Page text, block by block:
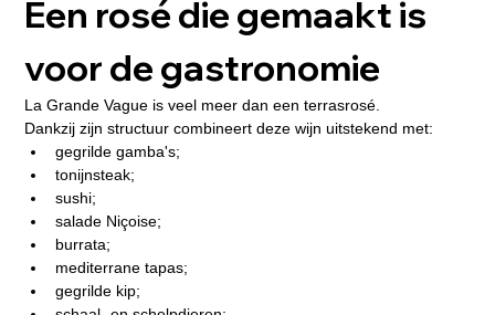
Een rosé die gemaakt is
voor de gastronomie
La Grande Vague is veel meer dan een terrasrosé.
Dankzij zijn structuur combineert deze wijn uitstekend met:
gegrilde gamba's;
tonijnsteak;
sushi;
salade Niçoise;
burrata;
mediterrane tapas;
gegrilde kip;